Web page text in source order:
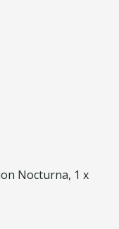
Nocturna, 1 x